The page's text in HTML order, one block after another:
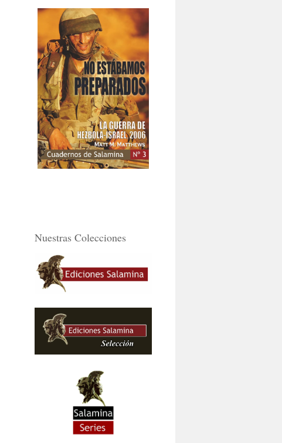
Nuestras Colecciones